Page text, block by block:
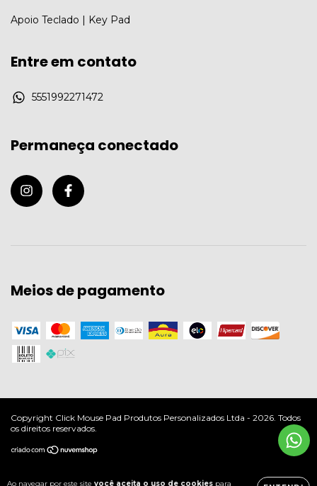
Ao navegar por este site você aceita o uso de cookies para
Apoio Teclado | Key Pad
Entre em contato
5551992271472
Permaneça conectado
Meios de pagamento
Copyright Click Mouse Pad Produtos Personalizados Ltda - 2026. Todos
os direitos reservados.